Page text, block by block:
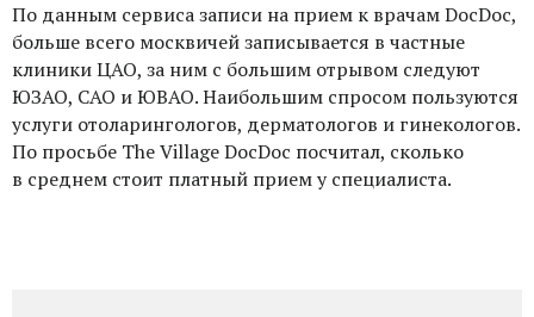
По данным сервиса записи на прием к врачам DocDoc,
больше всего москвичей записывается в частные
клиники ЦАО, за ним с большим отрывом следуют
ЮЗАО, САО и ЮВАО. Наибольшим спросом пользуются
услуги отоларингологов, дерматологов и гинекологов.
По просьбе The Village DocDoc посчитал, сколько
в среднем стоит платный прием у специалиста.